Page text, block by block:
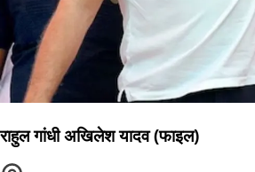
राहुल गांधी अखिलेश यादव (फाइल)